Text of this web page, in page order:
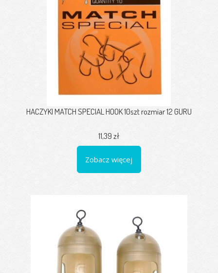
HACZYKI MATCH SPECIAL HOOK 10szt rozmiar 12 GURU
11,39 zł
Zobacz więcej